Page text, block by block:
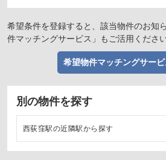
希望条件を登録すると、該当物件のお知
件マッチングサービス」もご活用ください
希望物件マッチングサー
別の物件を探す
西荻窪駅の近隣駅から探す